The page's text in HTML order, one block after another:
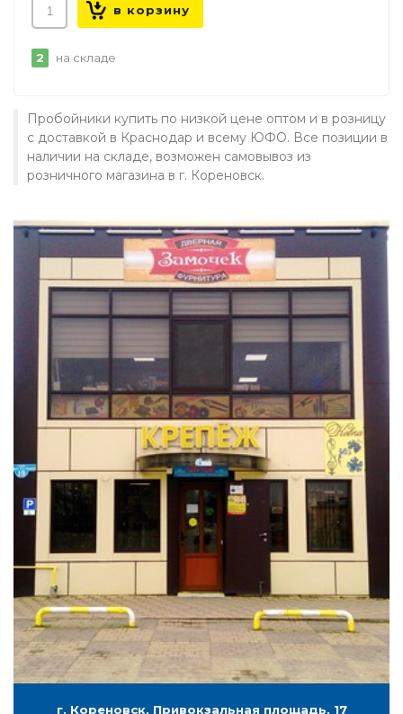
2 на складе
Пробойники купить по низкой цене оптом и в розницу
с доставкой в Краснодар и всему ЮФО. Все позиции в
наличии на складе, возможен самовывоз из
розничного магазина в г. Кореновск.
г. Кореновск, Привокзальная площадь, 17